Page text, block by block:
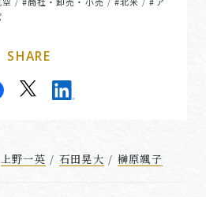
SHARE
上野一英 / 石田晃大 / 榊原颯子